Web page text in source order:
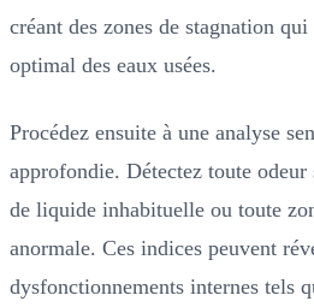
créant des zones de stagnation
optimal des eaux usées.
Procédez ensuite à une analyse
approfondie. Détectez toute odeur
de liquide inhabituelle ou toute
anormale. Ces indices peuvent
dysfonctionnements internes tels